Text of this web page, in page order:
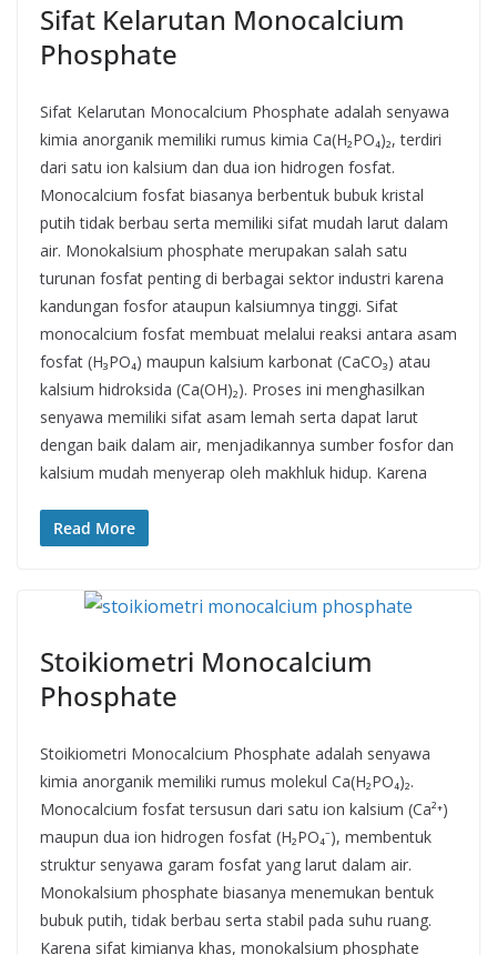
Sifat Kelarutan Monocalcium
Phosphate
Sifat Kelarutan Monocalcium Phosphate adalah senyawa
kimia anorganik memiliki rumus kimia Ca(H₂PO₄)₂, terdiri
dari satu ion kalsium dan dua ion hidrogen fosfat.
Monocalcium fosfat biasanya berbentuk bubuk kristal
putih tidak berbau serta memiliki sifat mudah larut dalam
air. Monokalsium phosphate merupakan salah satu
turunan fosfat penting di berbagai sektor industri karena
kandungan fosfor ataupun kalsiumnya tinggi. Sifat
monocalcium fosfat membuat melalui reaksi antara asam
fosfat (H₃PO₄) maupun kalsium karbonat (CaCO₃) atau
kalsium hidroksida (Ca(OH)₂). Proses ini menghasilkan
senyawa memiliki sifat asam lemah serta dapat larut
dengan baik dalam air, menjadikannya sumber fosfor dan
kalsium mudah menyerap oleh makhluk hidup. Karena
Read More
Stoikiometri Monocalcium
Phosphate
Stoikiometri Monocalcium Phosphate adalah senyawa
kimia anorganik memiliki rumus molekul Ca(H₂PO₄)₂.
Monocalcium fosfat tersusun dari satu ion kalsium (Ca²⁺)
maupun dua ion hidrogen fosfat (H₂PO₄⁻), membentuk
struktur senyawa garam fosfat yang larut dalam air.
Monokalsium phosphate biasanya menemukan bentuk
bubuk putih, tidak berbau serta stabil pada suhu ruang.
Karena sifat kimianya khas, monokalsium phosphate